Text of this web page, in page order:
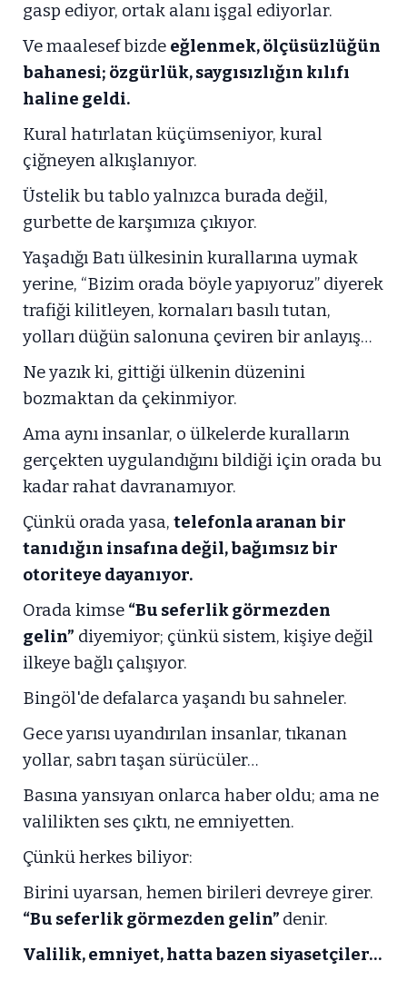
gasp ediyor, ortak alanı işgal ediyorlar.
Ve maalesef bizde eğlenmek, ölçüsüzlüğün
bahanesi; özgürlük, saygısızlığın kılıfı
haline geldi.
Kural hatırlatan küçümseniyor, kural
çiğneyen alkışlanıyor.
Üstelik bu tablo yalnızca burada değil,
gurbette de karşımıza çıkıyor.
Yaşadığı Batı ülkesinin kurallarına uymak
yerine, “Bizim orada böyle yapıyoruz” diyerek
trafiği kilitleyen, kornaları basılı tutan,
yolları düğün salonuna çeviren bir anlayış…
Ne yazık ki, gittiği ülkenin düzenini
bozmaktan da çekinmiyor.
Ama aynı insanlar, o ülkelerde kuralların
gerçekten uygulandığını bildiği için orada bu
kadar rahat davranamıyor.
Çünkü orada yasa, telefonla aranan bir
tanıdığın insafına değil, bağımsız bir
otoriteye dayanıyor.
Orada kimse “Bu seferlik görmezden
gelin” diyemiyor; çünkü sistem, kişiye değil
ilkeye bağlı çalışıyor.
Bingöl'de defalarca yaşandı bu sahneler.
Gece yarısı uyandırılan insanlar, tıkanan
yollar, sabrı taşan sürücüler…
Basına yansıyan onlarca haber oldu; ama ne
valilikten ses çıktı, ne emniyetten.
Çünkü herkes biliyor:
Birini uyarsan, hemen birileri devreye girer.
“Bu seferlik görmezden gelin” denir.
Valilik, emniyet, hatta bazen siyasetçiler…